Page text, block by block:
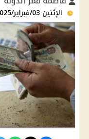
الإثنين 03/فبراير/2025 - 10:40 ص